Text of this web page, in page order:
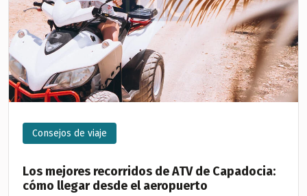
Consejos de viaje
Los mejores recorridos de ATV de Capadocia:
cómo llegar desde el aeropuerto